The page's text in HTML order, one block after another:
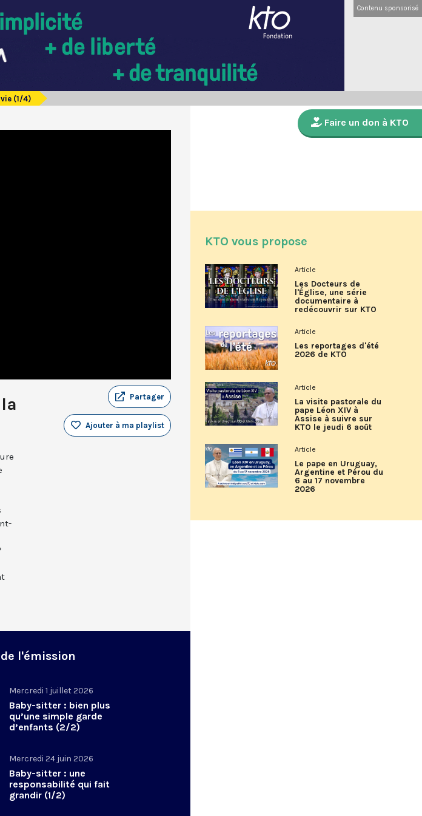
Contenu sponsorisé
(1/4)
Partager
Ajouter à ma playlist
l'émission
Mercredi 1 juillet 2026
Baby-sitter : bien plus
qu’une simple garde
d’enfants (2/2)
Mercredi 24 juin 2026
Baby-sitter : une
responsabilité qui fait
grandir (1/2)
Faire un don à KTO
KTO vous propose
Article
Les Docteurs de
l'Église, une série
documentaire à
redécouvrir sur KTO
Article
Les reportages d'été
2026 de KTO
Article
La visite pastorale du
pape Léon XIV à
Assise à suivre sur
KTO le jeudi 6 août
Article
Le pape en Uruguay,
Argentine et Pérou du
6 au 17 novembre
2026